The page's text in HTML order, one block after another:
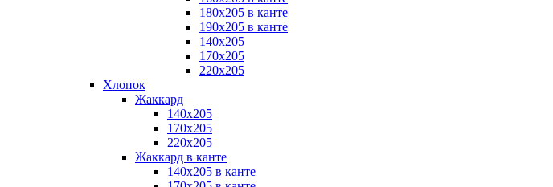
180х205 в канте
190х205 в канте
140х205
170х205
220х205
Хлопок
Жаккард
140x205
170х205
220х205
Жаккард в канте
140х205 в канте